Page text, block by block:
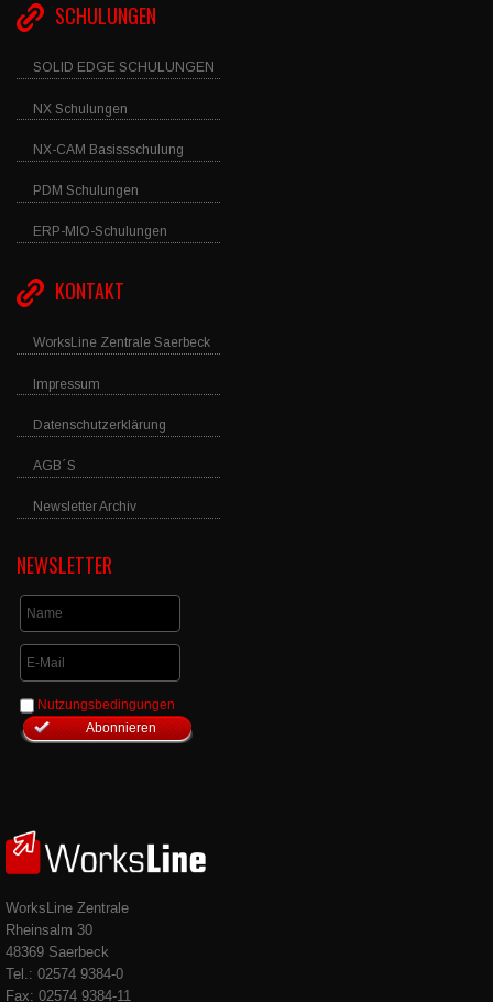
SCHULUNGEN
SOLID EDGE SCHULUNGEN
NX Schulungen
NX-CAM Basissschulung
PDM Schulungen
ERP-MIO-Schulungen
KONTAKT
WorksLine Zentrale Saerbeck
Impressum
Datenschutzerklärung
AGB´S
Newsletter Archiv
NEWSLETTER
Nutzungsbedingungen
WorksLine Zentrale
Rheinsalm 30
48369 Saerbeck
Tel.: 02574 9384-0
Fax: 02574 9384-11